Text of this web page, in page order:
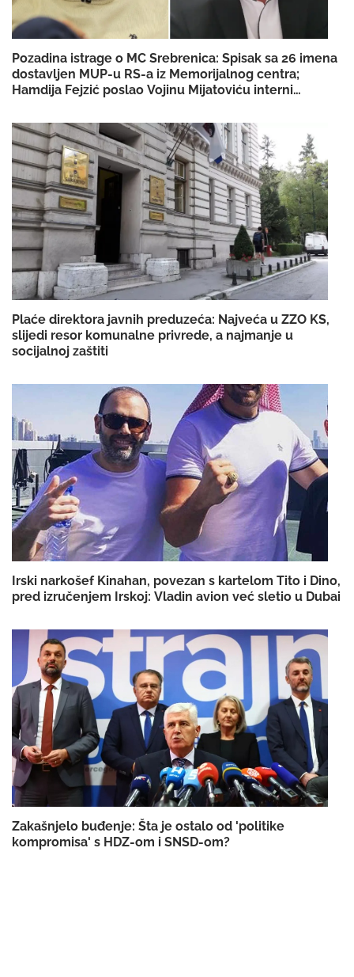
Pozadina istrage o MC Srebrenica: Spisak sa 26 imena
dostavljen MUP-u RS-a iz Memorijalnog centra;
Hamdija Fejzić poslao Vojinu Mijatoviću interni
Plaće direktora javnih preduzeća: Najveća u ZZO KS,
slijedi resor komunalne privrede, a najmanje u
socijalnoj zaštiti
Irski narkošef Kinahan, povezan s kartelom Tito i Dino,
pred izručenjem Irskoj: Vladin avion već sletio u Dubai
Zakašnjelo buđenje: Šta je ostalo od 'politike
kompromisa' s HDZ-om i SNSD-om?